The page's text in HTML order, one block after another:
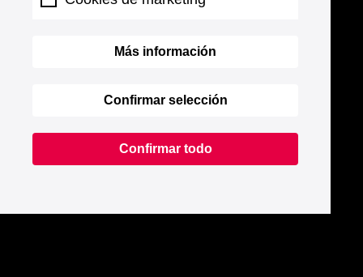
Más información
Confirmar selección
Confirmar todo